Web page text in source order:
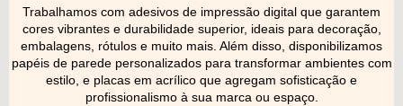
Trabalhamos com adesivos de impressão digital que garantem
cores vibrantes e durabilidade superior, ideais para decoração,
embalagens, rótulos e muito mais. Além disso, disponibilizamos
papéis de parede personalizados para transformar ambientes com
estilo, e placas em acrílico que agregam sofisticação e
profissionalismo à sua marca ou espaço.